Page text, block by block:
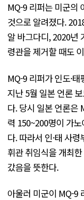
MQ-9 리퍼는 미군의
것으로 알려졌다.
알 바그다디, 2020년
령관을 제거할 때도
MQ-9 리퍼가 인도·
지난 5월 일본 언론
다. 당시 일본 언론은
력 150~200명이 가
다. 따라서 인·태 사
휘관 취임식을 개최
갔음을 뜻한다.
아울러 미군이 MQ-9